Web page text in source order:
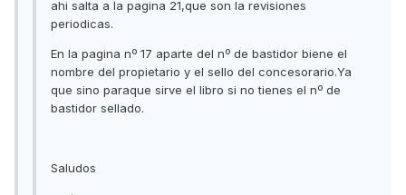
ahi salta a la pagina 21,que son la revisiones
periodicas.
En la pagina nº 17 aparte del nº de bastidor biene el
nombre del propietario y el sello del concesorario.Ya
que sino paraque sirve el libro si no tienes el nº de
bastidor sellado.
Saludos